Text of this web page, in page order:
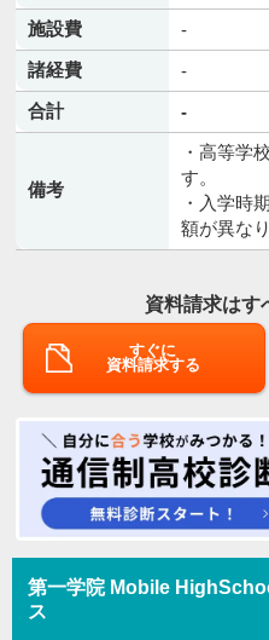
施設費
-
諸経費
-
合計
-
備考
・高等学
す。
・入学時
額が異な
資料請求はす
すぐに
資料請求する
第一学院 Mobile
ス